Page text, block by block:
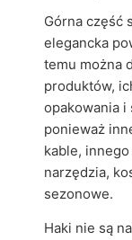
Górna część
elegancka
temu można
produktów,
opakowania i
ponieważ
kable,
narzędzia,
sezonowe.
Haki nie są